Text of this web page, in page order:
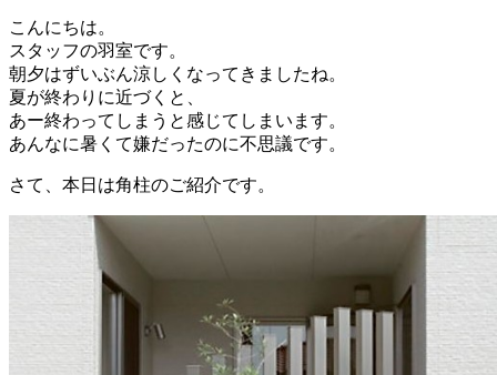
こんにちは。
スタッフの羽室です。
朝夕はずいぶん涼しくなってきましたね。
夏が終わりに近づくと、
あー終わってしまうと感じてしまいます。
あんなに暑くて嫌だったのに不思議です。
さて、本日は角柱のご紹介です。